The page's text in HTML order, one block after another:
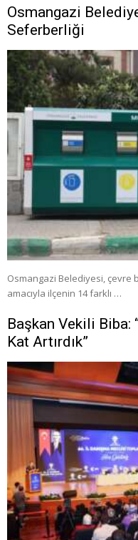
Osmangazi
Seferberliği
Osmangazi Belediyesi, çevre
amacıyla ilçenin 14 farklı …
Başkan Vekili Biba:
Kat Artırdık”